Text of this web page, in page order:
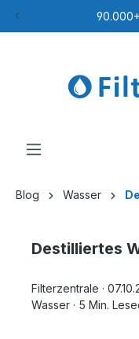
Blog Wasser
Destilliertes
Filterzentrale ·
Wasser · 5 Min.